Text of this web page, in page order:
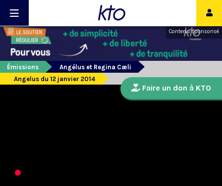
Contenu sponsorisé
Émissions
Angélus et Regina Cæli
Angelus du 12 janvier 2014
Faire un don à KTO